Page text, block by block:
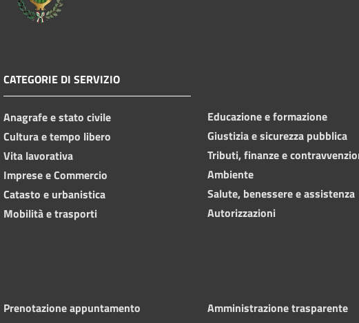
CATEGORIE DI SERVIZIO
Anagrafe e stato civile
Cultura e tempo libero
Vita lavorativa
Imprese e Commercio
Catasto e urbanistica
Mobilità e trasporti
Educazione e formazione
Giustizia e sicurezza pubblica
Tributi, finanze e
Ambiente
Salute, benessere e assistenza
Autorizzazioni
Prenotazione appuntamento
Amministrazione trasparente